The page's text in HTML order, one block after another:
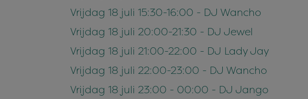
Vrijdag 18 juli 15:30-16:00 - DJ Wancho
Vrijdag 18 juli 20:00-21:30 - DJ Jewel
Vrijdag 18 juli 21:00-22:00 - DJ Lady Jay
Vrijdag 18 juli 22:00-23:00 - DJ Wancho
Vrijdag 18 juli 23:00 - 00:00 - DJ Jango